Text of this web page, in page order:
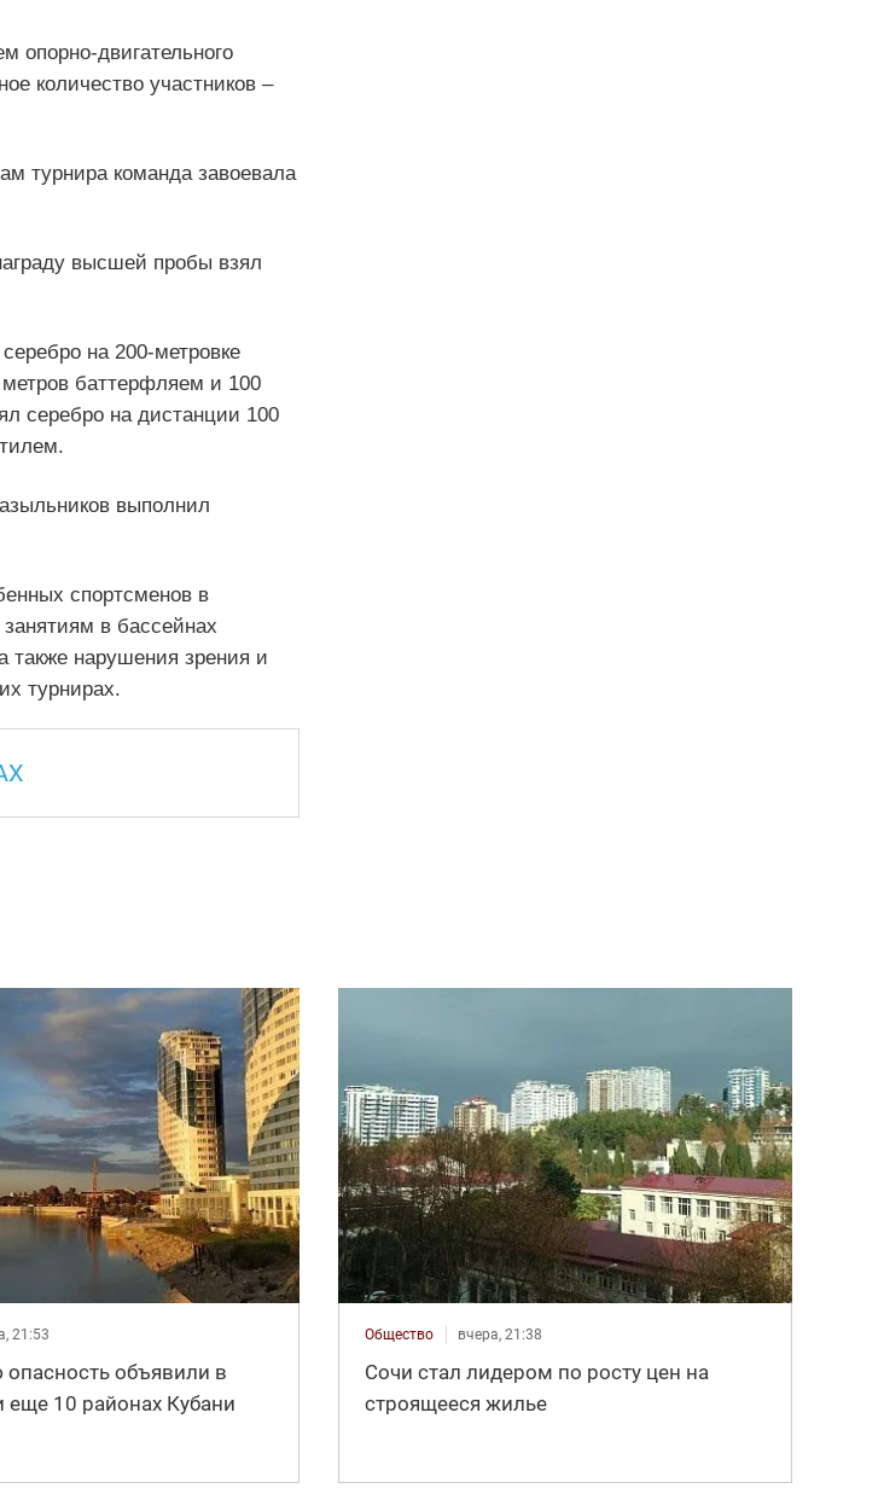
опорно-двигательного
количество участников –
турнира команда завоевала
высшей пробы взял
на 200-метровке
баттерфляем и 100
серебро на дистанции 100
выполнил
спортсменов в
занятиям в бассейнах
также нарушения зрения и
турнирах.
21:53
объявили в
еще 10 районах Кубани
Общество вчера, 21:38
Сочи стал лидером по росту цен на
строящееся жилье